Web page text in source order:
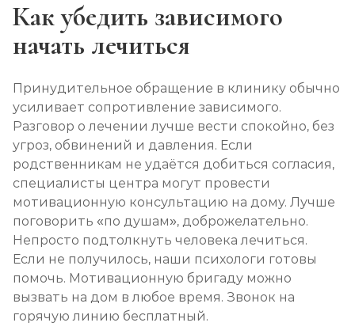
Как убедить зависимого
начать лечиться
Принудительное обращение в клинику обычно
усиливает сопротивление зависимого.
Разговор о лечении лучше вести спокойно, без
угроз, обвинений и давления. Если
родственникам не удаётся добиться согласия,
специалисты центра могут провести
мотивационную консультацию на дому. Лучше
поговорить «по душам», доброжелательно.
Непросто подтолкнуть человека лечиться.
Если не получилось, наши психологи готовы
помочь. Мотивационную бригаду можно
вызвать на дом в любое время. Звонок на
горячую линию бесплатный.